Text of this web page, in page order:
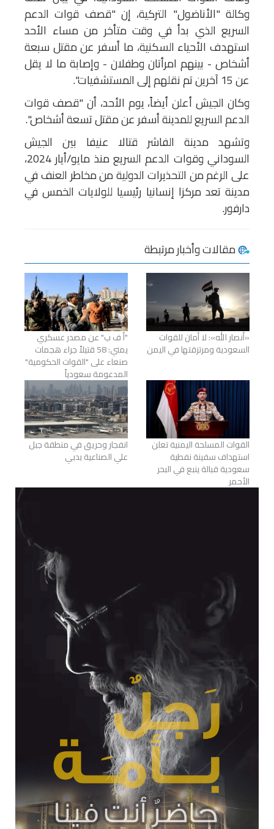
وكالة "الأناضول" التركية، إن "قصف قوات الدعم
السريع الذي بدأ في وقت متأخر من مساء الأحد
استهدف الأحياء السكنية، ما أسفر عن مقتل سبعة
أشخاص - بينهم امرأتان وطفلان - وإصابة ما لا يقل
عن 15 آخرين تم نقلهم إلى المستشفيات".
وكان الجيش أعلن أيضاً، يوم الأحد، أن "قصف قوات
الدعم السريع للمدينة أسفر عن مقتل تسعة أشخاص".
وتشهد مدينة الفاشر قتالا عنيفا بين الجيش
السوداني وقوات الدعم السريع منذ مايو/أيار 2024،
على الرغم من التحذيرات الدولية من مخاطر العنف في
مدينة تعد مركزا إنسانيا رئيسيا للولايات الخمس في
دارفور.
مقالات وأخبار مرتبطة
«أنصار الله»: لا أمان للقوات
السعودية ومرتزقتها في اليمن
"أ ف ب" عن مصدر عسكري
يمني: 58 قتيلاً جراء هجمات
صنعاء على "القوات الحكومية"
المدعومة سعودياً
القوات المسلحة اليمنية تعلن
استهداف سفينة نفطية
سعودية قبالة ينبع في البحر
الأحمر
انفجار وحريق في منطقة جبل
علي الصناعية بدبي